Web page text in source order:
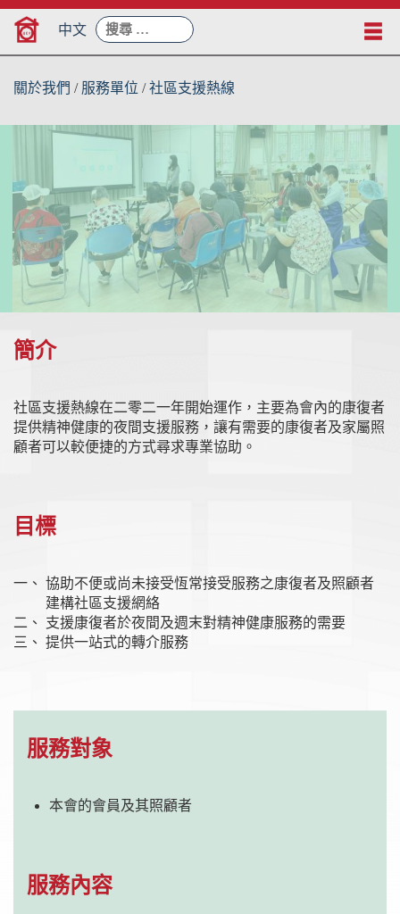
Skip
中文 搜
尋：
關於我們 / 服務單位 /社區支援熱線
簡介
社區支援熱線在二零二一年開始運作，主要為會內的康復者
提供精神健康的夜間支援服務，讓有需要的康復者及家屬照
顧者可以較便捷的方式尋求專業協助。
目標
協助不便或尚未接受恆常接受服務之康復者及照顧者
建構社區支援網絡
支援康復者於夜間及週末對精神健康服務的需要
提供一站式的轉介服務
服務對象
本會的會員及其照顧者
服務內容